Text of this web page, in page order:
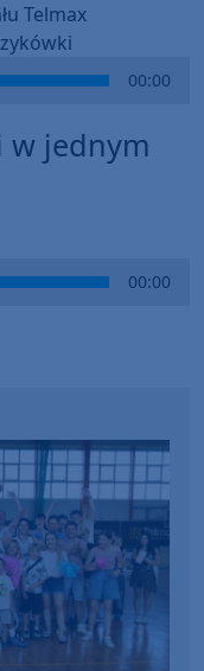
Telmax
00:00
w jednym
00:00